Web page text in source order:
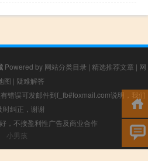
Powered by 网站分类目录 | 精选推荐文章 | 网
图 | 疑难解答
错误可发邮件到f_fb#foxmail.com说明，我们
时纠正，谢谢
，不接盈利性广告及商业合作
小男孩